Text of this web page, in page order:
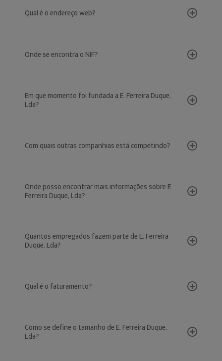
Qual é o endereço web?
Onde se encontra o NIF?
Em que momento foi fundada a E. Ferreira Duque,
Lda?
Com quais outras companhias está competindo?
Onde posso encontrar mais informações sobre E.
Ferreira Duque, Lda?
Quantos empregados fazem parte de E. Ferreira
Duque, Lda?
Qual é o faturamento?
Como se define o tamanho de E. Ferreira Duque,
Lda?